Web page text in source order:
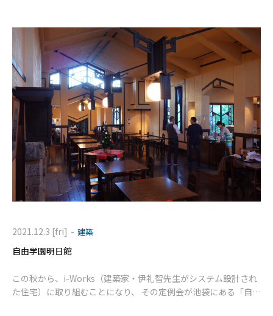
自由学園明日館
2021.12.3 [fri] - 建築
この秋から、i-Works（建築家・伊礼智先生がシステム設計され
た住宅）に取り組むことになり、 その定例会が池袋にある「自由